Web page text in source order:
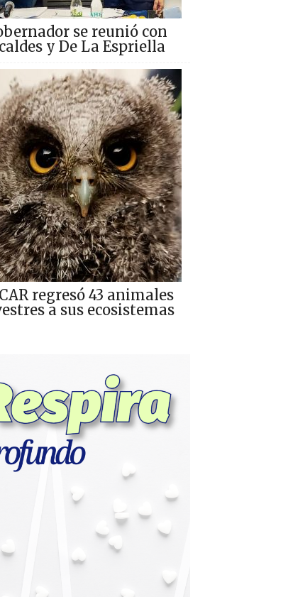
se reunió con
y De La Espriella
regresó 43 animales
a sus ecosistemas